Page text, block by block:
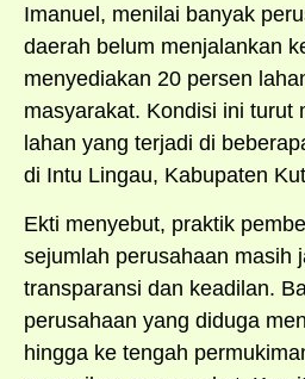
Imanuel, menilai banyak
daerah belum menjalankan
menyediakan 20 persen
masyarakat. Kondisi ini turut
lahan yang terjadi di
di Intu Lingau, Kabupaten
Ekti menyebut, praktik
sejumlah perusahaan masih
transparansi dan keadilan.
perusahaan yang diduga
hingga ke tengah